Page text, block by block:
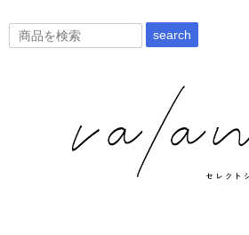
search